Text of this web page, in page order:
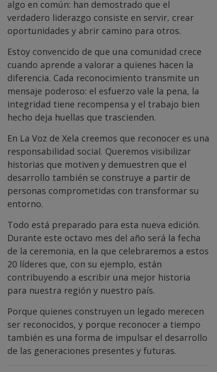
algo en común: han demostrado que el
verdadero liderazgo consiste en servir, crear
oportunidades y abrir camino para otros.
Estoy convencido de que una comunidad crece
cuando aprende a valorar a quienes hacen la
diferencia. Cada reconocimiento transmite un
mensaje poderoso: el esfuerzo vale la pena, la
integridad tiene recompensa y el trabajo bien
hecho deja huellas que trascienden.
En La Voz de Xela creemos que reconocer es una
responsabilidad social. Queremos visibilizar
historias que motiven y demuestren que el
desarrollo también se construye a partir de
personas comprometidas con transformar su
entorno.
Todo está preparado para esta nueva edición.
Durante este octavo mes del año será la fecha
de la ceremonia, en la que celebraremos a estos
20 líderes que, con su ejemplo, están
contribuyendo a escribir una mejor historia
para nuestra región y nuestro país.
Porque quienes construyen un legado merecen
ser reconocidos, y porque reconocer a tiempo
también es una forma de impulsar el desarrollo
de las generaciones presentes y futuras.